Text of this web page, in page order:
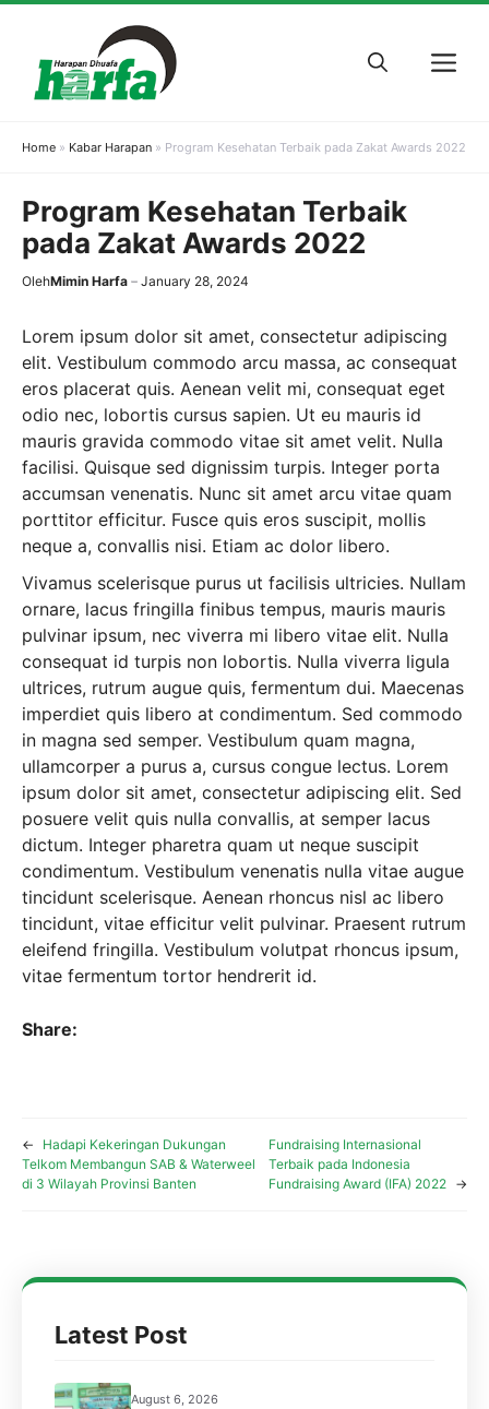
content
Home » Kabar Harapan » Program Kesehatan Terbaik pada Zakat Awards 2022
Program Kesehatan Terbaik
pada Zakat Awards 2022
OlehMimin Harfa January 28, 2024
Lorem ipsum dolor sit amet, consectetur adipiscing
elit. Vestibulum commodo arcu massa, ac consequat
eros placerat quis. Aenean velit mi, consequat eget
odio nec, lobortis cursus sapien. Ut eu mauris id
mauris gravida commodo vitae sit amet velit. Nulla
facilisi. Quisque sed dignissim turpis. Integer porta
accumsan venenatis. Nunc sit amet arcu vitae quam
porttitor efficitur. Fusce quis eros suscipit, mollis
neque a, convallis nisi. Etiam ac dolor libero.
Vivamus scelerisque purus ut facilisis ultricies. Nullam
ornare, lacus fringilla finibus tempus, mauris mauris
pulvinar ipsum, nec viverra mi libero vitae elit. Nulla
consequat id turpis non lobortis. Nulla viverra ligula
ultrices, rutrum augue quis, fermentum dui. Maecenas
imperdiet quis libero at condimentum. Sed commodo
in magna sed semper. Vestibulum quam magna,
ullamcorper a purus a, cursus congue lectus. Lorem
ipsum dolor sit amet, consectetur adipiscing elit. Sed
posuere velit quis nulla convallis, at semper lacus
dictum. Integer pharetra quam ut neque suscipit
condimentum. Vestibulum venenatis nulla vitae augue
tincidunt scelerisque. Aenean rhoncus nisl ac libero
tincidunt, vitae efficitur velit pulvinar. Praesent rutrum
eleifend fringilla. Vestibulum volutpat rhoncus ipsum,
vitae fermentum tortor hendrerit id.
Share:
←
Hadapi Kekeringan Dukungan
Telkom Membangun SAB & Waterweel
di 3 Wilayah Provinsi Banten
Fundraising Internasional
Terbaik pada Indonesia
Fundraising Award (IFA) 2022
→
Latest Post
August 6, 2026